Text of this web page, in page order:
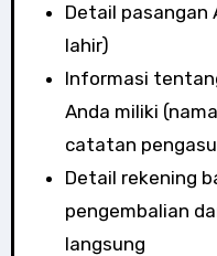
Detail pasangan
lahir)
Informasi
Anda miliki
catatan
Detail rekening
pengembalian
langsung